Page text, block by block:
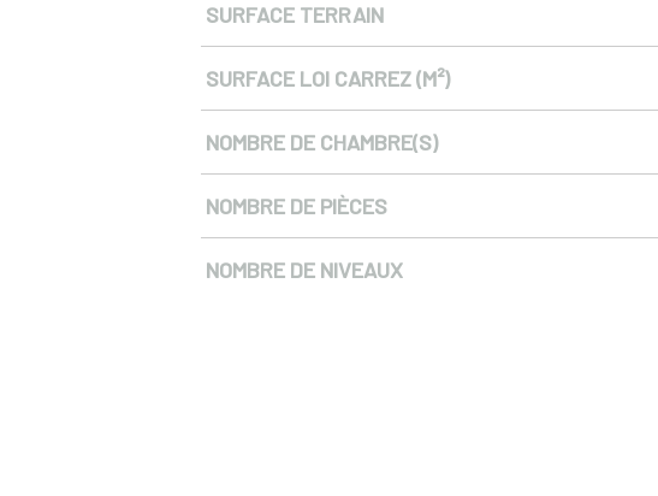
SURFACE TERRAIN
SURFACE LOI CARREZ (M²)
NOMBRE DE CHAMBRE(S)
NOMBRE DE PIÈCES
NOMBRE DE NIVEAUX